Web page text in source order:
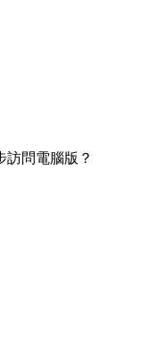
訪問電腦版？